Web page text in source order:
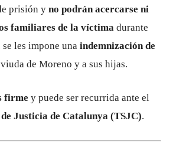
prisión y no podrán acercarse ni
familiares de la víctima durante
les impone una indemnización de
de Moreno y a sus hijas.
firme y puede ser recurrida ante el
Justicia de Catalunya (TSJC).